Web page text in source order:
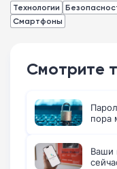
Технологии
Смартфоны
Смотрите
пора
Ваши